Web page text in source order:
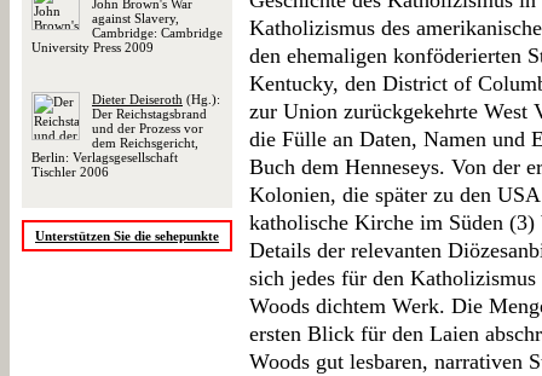
John Brown's War
against Slavery,
Cambridge: Cambridge
University Press 2009
Dieter Deiseroth (Hg.):
Der Reichstagsbrand
und der Prozess vor
dem Reichsgericht,
Berlin: Verlagsgesellschaft
Tischler 2006
Unterstützen Sie die sehepunkte
Katholizismus des
den ehemaligen konföderierten
Kentucky, den District of
zur Union zurückgekehrte
die Fülle an Daten, Namen und
Buch dem Henneseys. Von der
Kolonien, die später zu den
katholische Kirche im Süden
Details der relevanten
sich jedes für den
Woods dichtem Werk. Die
ersten Blick für den Laien
Woods gut lesbaren, narrativen